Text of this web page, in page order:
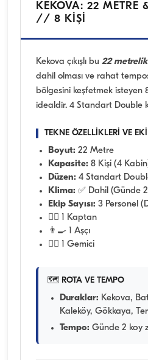
KEKOVA: 22
// 8 KİŞİ
Kekova çıkışlı bu 22
dahil olması ve rahat
bölgesini keşfetmek isteyen
idealdir. 4 Standart Double
TEKNE ÖZELLİKLERİ VE
Boyut: 22 Metre
Kapasite: 8 Kişi (4
Düzen: 4 Standart
Klima: ✅ Dahil (Günde
Ekip Sayısı: 3 Personel
👨‍✈️ 1 Kaptan
👨‍🍳 1 Aşçı
🧑‍✈️ 1 Gemici
🗺️ ROTA VE TEMPO
Duraklar: Kekova,
Kaleköy, Gökkaya,
Tempo: Günde 2 koy